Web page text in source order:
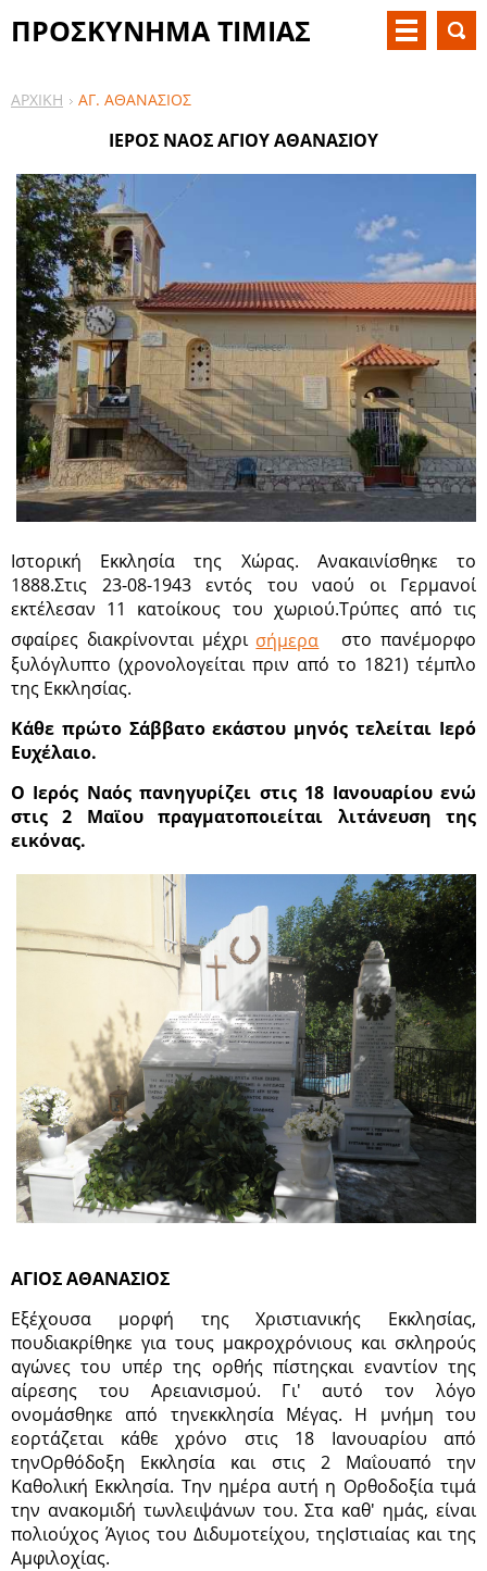
ΠΡΟΣΚΥΝΗΜΑ ΤΙΜΙΑΣ
ΑΡΧΙΚΗ ΑΓ. ΑΘΑΝΑΣΙΟΣ
ΙΕΡΟΣ ΝΑΟΣ ΑΓΙΟΥ ΑΘΑΝΑΣΙΟΥ
Ιστορική Εκκλησία της Χώρας. Ανακαινίσθηκε το
1888.Στις 23-08-1943 εντός του ναού οι Γερμανοί
εκτέλεσαν 11 κατοίκους του χωριού.Τρύπες από τις
σφαίρες διακρίνονται μέχρι σήμερα
στο πανέμορφο
ξυλόγλυπτο (χρονολογείται πριν από το 1821) τέμπλο
της Εκκλησίας.
Κάθε πρώτο Σάββατο εκάστου μηνός τελείται Ιερό
Ευχέλαιο.
Ο Ιερός Ναός πανηγυρίζει στις 18 Ιανουαρίου ενώ
στις 2 Μαϊου πραγματοποιείται λιτάνευση της
εικόνας.
ΑΓΙΟΣ ΑΘΑΝΑΣΙΟΣ
Εξέχουσα μορφή της Χριστιανικής Εκκλησίας,
πουδιακρίθηκε για τους μακροχρόνιους και σκληρούς
αγώνες του υπέρ της ορθής πίστηςκαι εναντίον της
αίρεσης του Αρειανισμού. Γι' αυτό τον λόγο
ονομάσθηκε από τηνεκκλησία Μέγας. Η μνήμη του
εορτάζεται κάθε χρόνο στις 18 Ιανουαρίου από
τηνΟρθόδοξη Εκκλησία και στις 2 Μαΐουαπό την
Καθολική Εκκλησία. Την ημέρα αυτή η Ορθοδοξία τιμά
την ανακομιδή τωνλειψάνων του. Στα καθ' ημάς, είναι
πολιούχος Άγιος του Διδυμοτείχου, τηςΙστιαίας και της
Αμφιλοχίας.